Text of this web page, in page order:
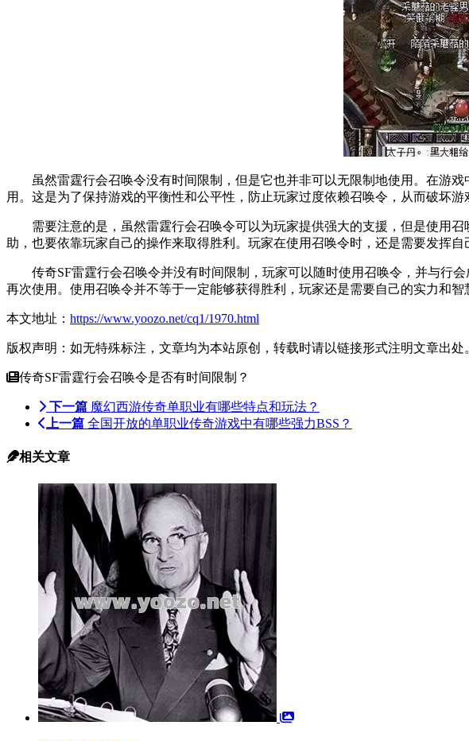
虽然雷霆行会召唤令没有时间限制，但是它也并非可以无限制地使用。在游戏
用。这是为了保持游戏的平衡性和公平性，防止玩家过度依赖召唤令，从而破坏游
需要注意的是，虽然雷霆行会召唤令可以为玩家提供强大的支援，但是使用召
助，也要依靠玩家自己的操作来取得胜利。玩家在使用召唤令时，还是需要发挥
传奇SF雷霆行会召唤令并没有时间限制，玩家可以随时使用召唤令，并与行
再次使用。使用召唤令并不等于一定能够获得胜利，玩家还是需要自己的实力和
本文地址： https://www.yoozo.net/cq1/1970.html
版权声明：如无特殊标注，文章均为本站原创，转载时请以链接形式注明文章出处
传奇SF雷霆行会召唤令是否有时间限制？
下一篇 魔幻西游传奇单职业有哪些特点和玩法？
上一篇 全国开放的单职业传奇游戏中有哪些强力BSS？
相关文章